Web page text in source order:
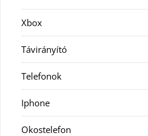
Xbox
Távirányító
Telefonok
Iphone
Okostelefon